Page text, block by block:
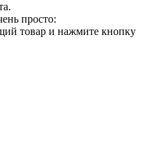
просто:
товар и нажмите кнопку